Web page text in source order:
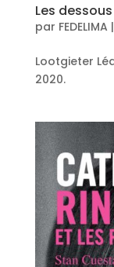
Les
par FEDELIMA |
Lootgieter
2020.